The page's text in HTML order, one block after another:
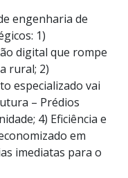
engenharia de
1)
digital que rompe
rural; 2)
especializado vai
– Prédios
4) Eficiência e
em
imediatas para o